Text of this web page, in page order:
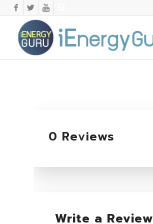
0 Reviews
Write a Review